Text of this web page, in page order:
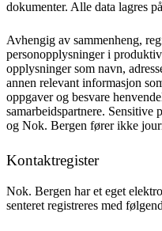
dokumenter. Alle data lagres
Avhengig av sammenheng,
personopplysninger i
opplysninger som navn,
annen relevant informasjon
oppgaver og besvare
samarbeidspartnere. Sensitive
og Nok. Bergen fører ikke
Kontaktregister
Nok. Bergen har et eget
senteret registreres med